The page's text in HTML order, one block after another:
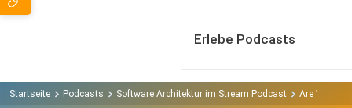
Erlebe Podcasts
Startseite Podcasts Software Architektur im Stream Podcast Are We